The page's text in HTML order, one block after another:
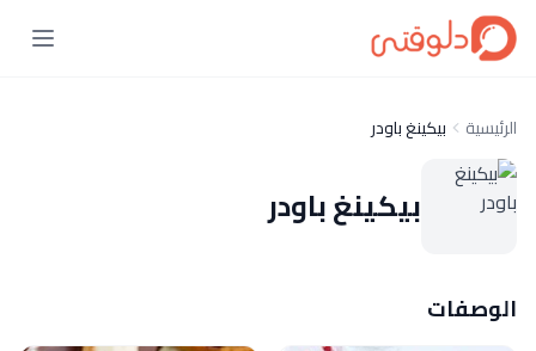
الرئيسية بيكينغ باودر
بيكينغ باودر
الوصفات